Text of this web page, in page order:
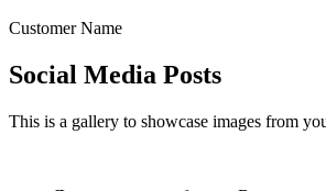
Customer Name
Social Media Posts
This is a gallery to showcase images from